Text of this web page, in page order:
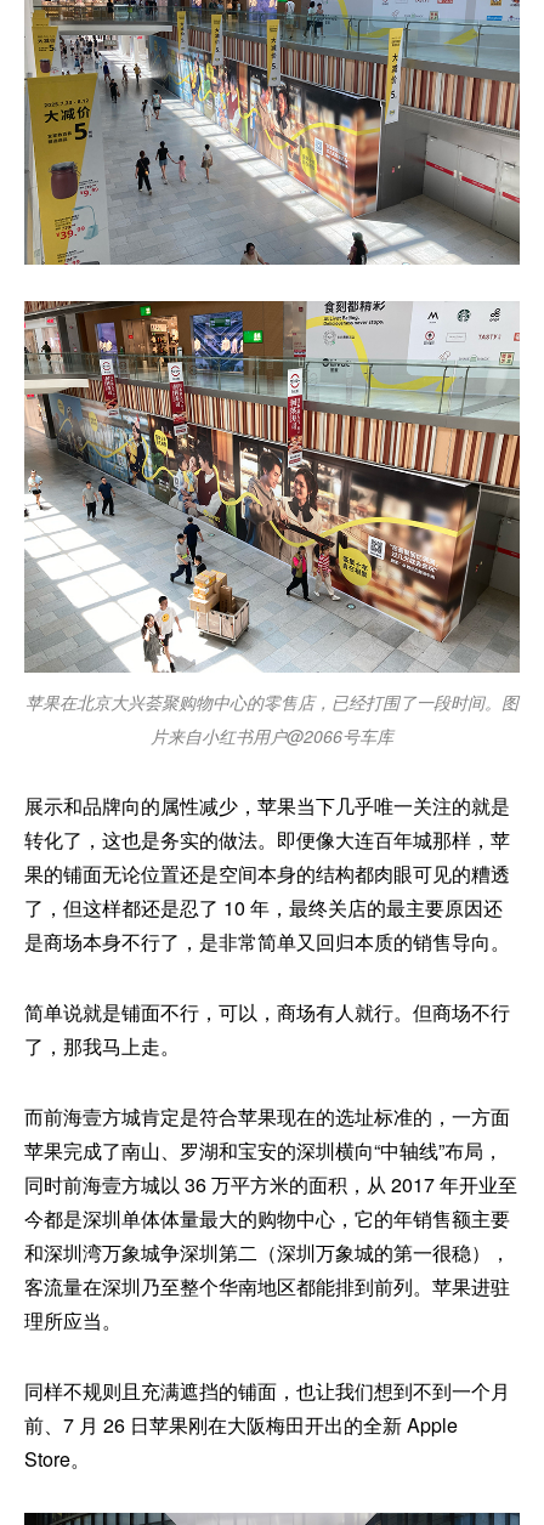
苹果在北京大兴荟聚购物中心的零售店，已经打围了一段时间。图
片来自小红书用户@2066号车库
展示和品牌向的属性减少，苹果当下几乎唯一关注的就是
转化了，这也是务实的做法。即便像大连百年城那样，苹
果的铺面无论位置还是空间本身的结构都肉眼可见的糟透
了，但这样都还是忍了 10 年，最终关店的最主要原因还
是商场本身不行了，是非常简单又回归本质的销售导向。
简单说就是铺面不行，可以，商场有人就行。但商场不行
了，那我马上走。
而前海壹方城肯定是符合苹果现在的选址标准的，一方面
苹果完成了南山、罗湖和宝安的深圳横向“中轴线”布局，
同时前海壹方城以 36 万平方米的面积，从 2017 年开业至
今都是深圳单体体量最大的购物中心，它的年销售额主要
和深圳湾万象城争深圳第二（深圳万象城的第一很稳），
客流量在深圳乃至整个华南地区都能排到前列。苹果进驻
理所应当。
同样不规则且充满遮挡的铺面，也让我们想到不到一个月
前、7 月 26 日苹果刚在大阪梅田开出的全新 Apple
Store。